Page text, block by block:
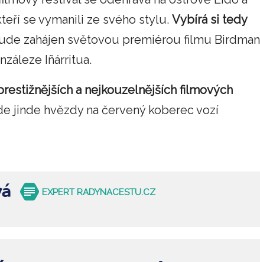
se vymanili ze svého stylu. Vybírá si tedy
zahájen světovou premiérou filmu Birdman
Iñárritua.
a nejkouzelnějších filmových
jinde hvězdy na červený koberec vozí
EXPERT RADYNACESTU.CZ